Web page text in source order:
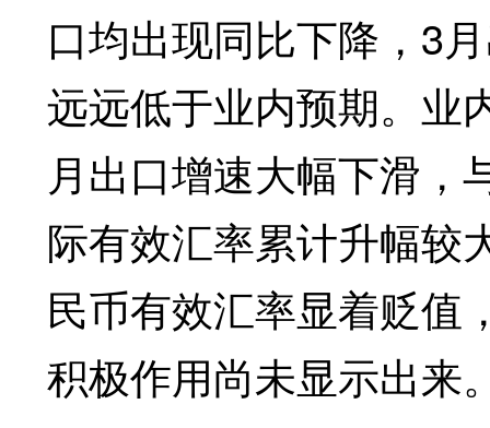
口均出现同比下降，3
远远低于业内预期。业
月出口增速大幅下滑，
际有效汇率累计升幅较
民币有效汇率显着贬值
积极作用尚未显示出来